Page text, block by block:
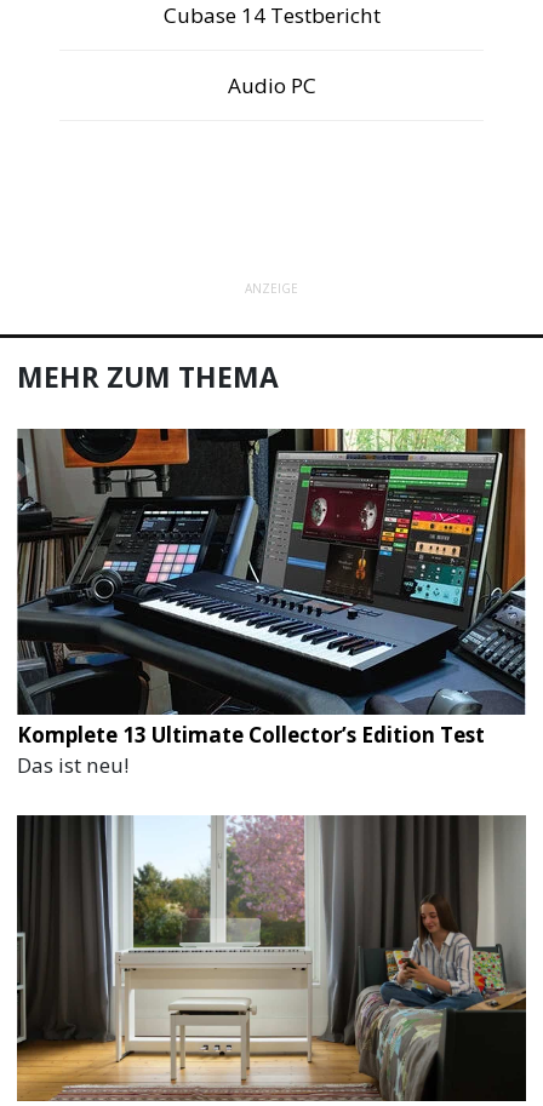
Cubase 14 Testbericht
Audio PC
ANZEIGE
MEHR ZUM THEMA
Komplete 13 Ultimate Collector’s Edition Test
Das ist neu!